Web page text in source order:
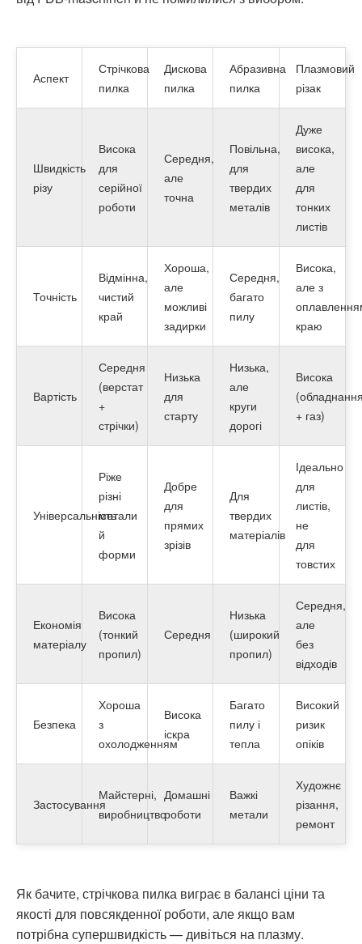
Аспект
Стрічкова
пилка
Дискова
пилка
Абразивна
пилка
Плазмовий
різак
Швидкість
різу
Висока
для
серійної
роботи
Середня,
але
точна
Повільна,
для
твердих
металів
Дуже
висока,
але
для
тонких
листів
Точність
Відмінна,
чистий
край
Хороша,
але
можливі
задирки
Середня,
багато
пилу
Висока,
але з
краю
Вартість
Середня
(верстат
+
стрічки)
Низька
для
старту
Низька,
але
круги
дорогі
Висока
+ газ)
Універсальність
Ріже
різні
метали
й
форми
Добре
для
прямих
зрізів
Для
твердих
матеріалів
Ідеально
для
листів,
не
для
товстих
Економія
матеріалу
Висока
(тонкий
пропил)
Середня
Низька
(широкий
пропил)
Середня,
але
без
відходів
Безпека
Хороша
з
охолодженням
Висока
іскра
Багато
пилу і
тепла
Високий
ризик
опіків
Застосування
Майстерні,
виробництво
Домашні
роботи
Важкі
метали
Художнє
різання,
ремонт
Як бачите, стрічкова пилка виграє в балансі ціни та
якості для повсякденної роботи, але якщо вам
потрібна супершвидкість — дивіться на плазму.